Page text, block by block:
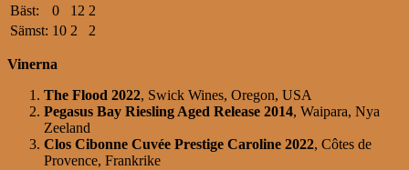
Bäst:
0 12 2
Sämst: 10 2 2
Vinerna
The Flood 2022, Swick Wines, Oregon, USA
Pegasus Bay Riesling Aged Release 2014, Waipara, Nya
Zeeland
Clos Cibonne Cuvée Prestige Caroline 2022, Côtes de
Provence, Frankrike